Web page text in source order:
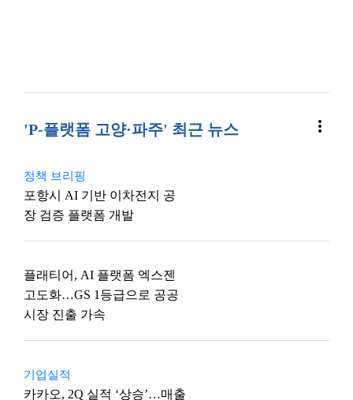
'P-플랫폼 고양·파주' 최근 뉴스 more_vert
정책 브리핑
포항시 AI 기반 이차전지 공
장 검증 플랫폼 개발
플래티어, AI 플랫폼 엑스젠
고도화…GS 1등급으로 공공
시장 진출 가속
기업실적
카카오, 2Q 실적 ‘상승’…매출